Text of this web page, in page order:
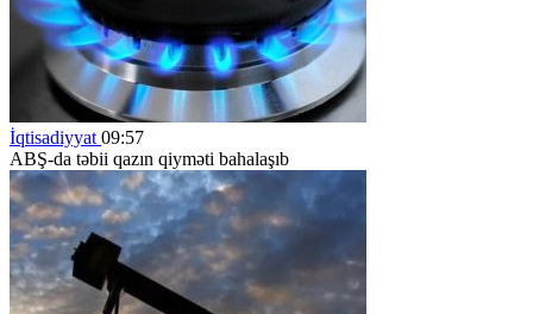
İqtisadiyyat 09:57
ABŞ-da təbii qazın qiyməti bahalaşıb